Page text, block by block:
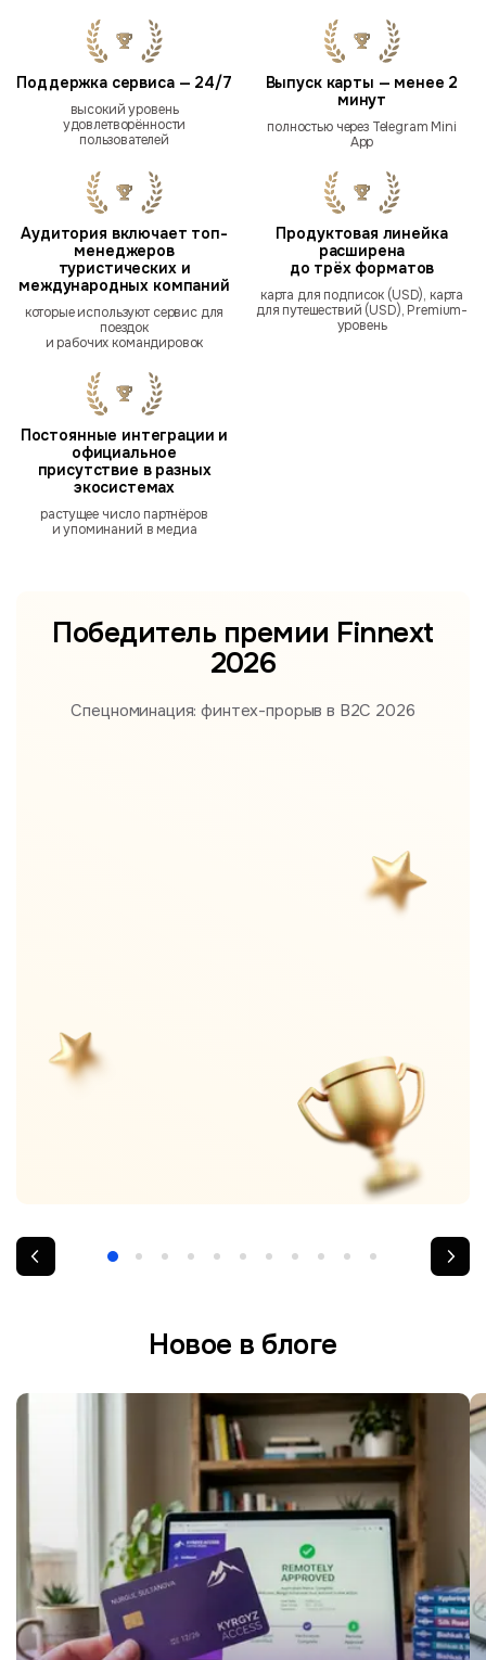
Поддержка сервиса — 24/7
высокий уровень
удовлетворённости
пользователей
Выпуск карты — менее 2
минут
полностью через Telegram Mini
App
Аудитория включает топ-
менеджеров
туристических и
международных компаний
которые используют сервис для
поездок
и рабочих командировок
Продуктовая линейка
расширена
до трёх форматов
карта для подписок (USD), карта
для путешествий (USD), Premium-
уровень
Постоянные интеграции и
официальное
присутствие в разных
экосистемах
растущее число партнёров
и упоминаний в медиа
Победитель премии Finnext
2026
Спецноминация: финтех-прорыв в B2С 2026
Новое в блоге